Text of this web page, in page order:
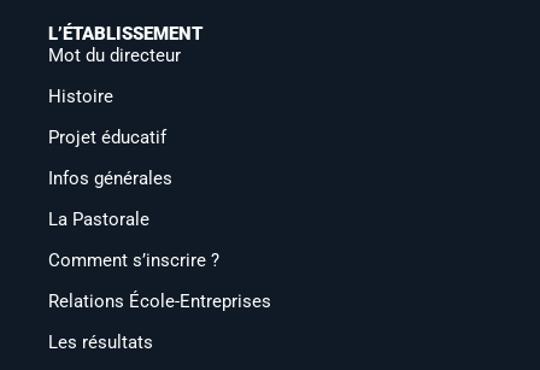
L’ÉTABLISSEMENT
Mot du directeur
Histoire
Projet éducatif
Infos générales
La Pastorale
Comment s’inscrire ?
Relations École-Entreprises
Les résultats